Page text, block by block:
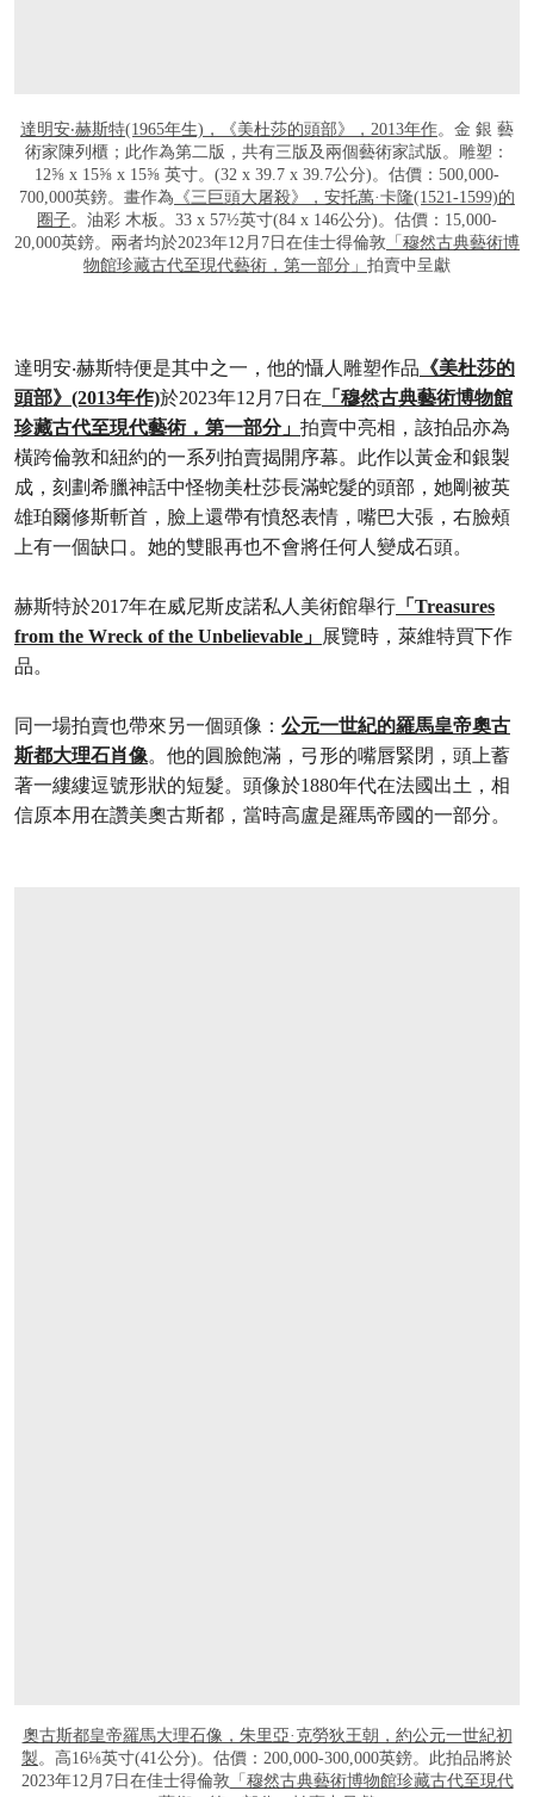
達明安‧赫斯特(1965年生)，《美杜莎的頭部》，2013年作。金 銀 藝
術家陳列櫃；此作為第二版，共有三版及兩個藝術家試版。雕塑：
12⅝ x 15⅝ x 15⅝ 英寸。(32 x 39.7 x 39.7公分)。估價：500,000-
700,000英鎊。畫作為 《三巨頭大屠殺》，安托萬·卡隆(1521-1599)的
圈子。油彩 木板。33 x 57½英寸(84 x 146公分)。估價：15,000-
20,000英鎊。兩者均於2023年12月7日在佳士得倫敦 「穆然古典藝術博
物館珍藏古代至現代藝術，第一部分」 拍賣中呈獻
達明安‧赫斯特便是其中之一，他的懾人雕塑作品 《美杜莎的
頭部》(2013年作)於2023年12月7日在 「穆然古典藝術博物館
珍藏古代至現代藝術，第一部分」 拍賣中亮相，該拍品亦為
橫跨倫敦和紐約的一系列拍賣揭開序幕。此作以黃金和銀製
成，刻劃希臘神話中怪物美杜莎長滿蛇髮的頭部，她剛被英
雄珀爾修斯斬首，臉上還帶有憤怒表情，嘴巴大張，右臉頰
上有一個缺口。她的雙眼再也不會將任何人變成石頭。
赫斯特於2017年在威尼斯皮諾私人美術館舉行 「Treasures
from the Wreck of the Unbelievable」 展覽時，萊維特買下作
品。
同一場拍賣也帶來另一個頭像： 公元一世紀的羅馬皇帝奧古
斯都大理石肖像。他的圓臉飽滿，弓形的嘴唇緊閉，頭上蓄
著一縷縷逗號形狀的短髮。頭像於1880年代在法國出土，相
信原本用在讚美奧古斯都，當時高盧是羅馬帝國的一部分。
奧古斯都皇帝羅馬大理石像，朱里亞·克勞狄王朝，約公元一世紀初
製 。高16⅛英寸(41公分)。估價：200,000-300,000英鎊。此拍品將於
2023年12月7日在佳士得倫敦 「穆然古典藝術博物館珍藏古代至現代